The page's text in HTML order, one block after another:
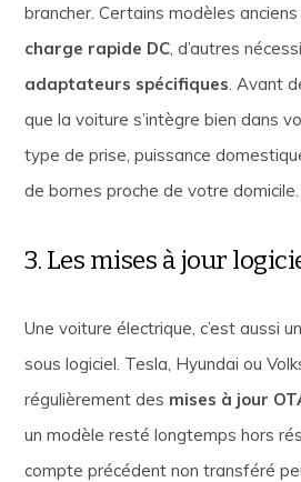
brancher. Certains modèles
charge rapide DC, d’autres
adaptateurs spécifiques. Avant
que la voiture s’intègre bien dans
type de prise, puissance
de bornes proche de votre domicile.
3. Les mises à jour
Une voiture électrique, c’est aussi
sous logiciel. Tesla, Hyundai ou
régulièrement des mises à jour
un modèle resté longtemps hors
compte précédent non transféré